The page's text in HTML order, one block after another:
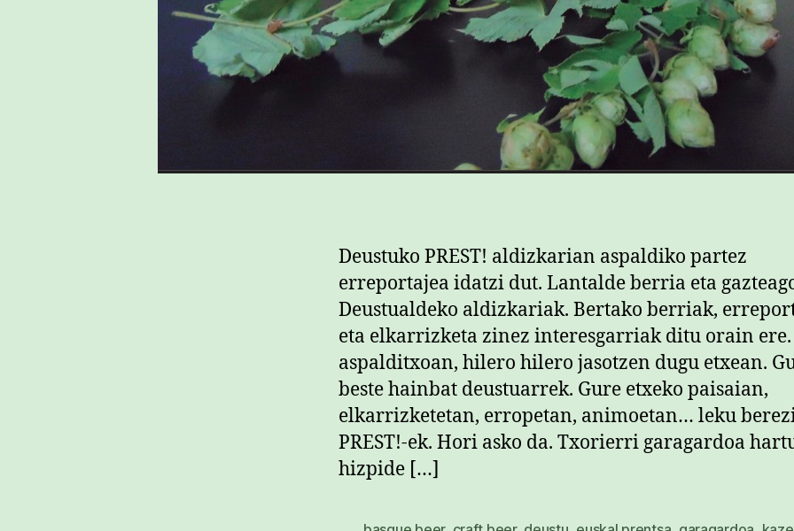
Deustuko PREST! aldizkarian aspaldiko partez
erreportajea idatzi dut. Lantalde berria eta
Deustualdeko aldizkariak. Bertako berriak,
eta elkarrizketa zinez interesgarriak ditu orain ere.
aspalditxoan, hilero hilero jasotzen dugu etxean.
beste hainbat deustuarrek. Gure etxeko paisaian,
elkarrizketetan, erropetan, animoetan… leku
PREST!-ek. Hori asko da. Txorierri garagardoa
hizpide […]